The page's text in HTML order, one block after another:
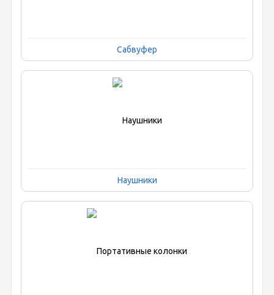
Сабвуфер
Наушники